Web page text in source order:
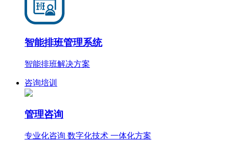
智能排班管理系统
智能排班解决方案
咨询培训
管理咨询
专业化咨询 数字化技术 一体化方案